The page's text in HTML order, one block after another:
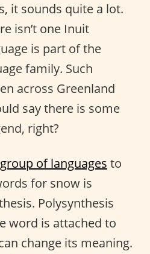
it sounds quite a lot.
isn’t one Inuit
is part of the
family. Such
across Greenland
say there is some
right?
group of languages to
for snow is
Polysynthesis
word is attached to
change its meaning.